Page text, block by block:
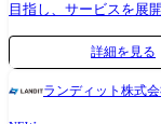
目指し、サービスを展
市場と事業は順調に伸
せん。 今回は急成長
募集いたします。 主に不動産管理会社、建設現場、商業施設など駐車場
詳細を見る
ランディット株式